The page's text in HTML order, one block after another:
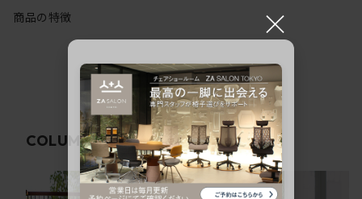
商品の特徴
COLUMN関連コラム
×